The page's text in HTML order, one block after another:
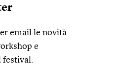
email le novità
e
festival.